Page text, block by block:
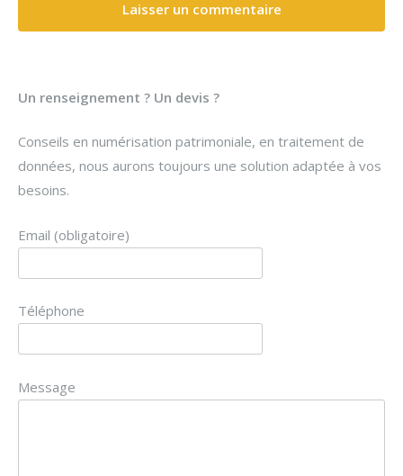
Un renseignement ? Un devis ?
Conseils en numérisation patrimoniale, en traitement de
données, nous aurons toujours une solution adaptée à vos
besoins.
Email (obligatoire)
Téléphone
Message